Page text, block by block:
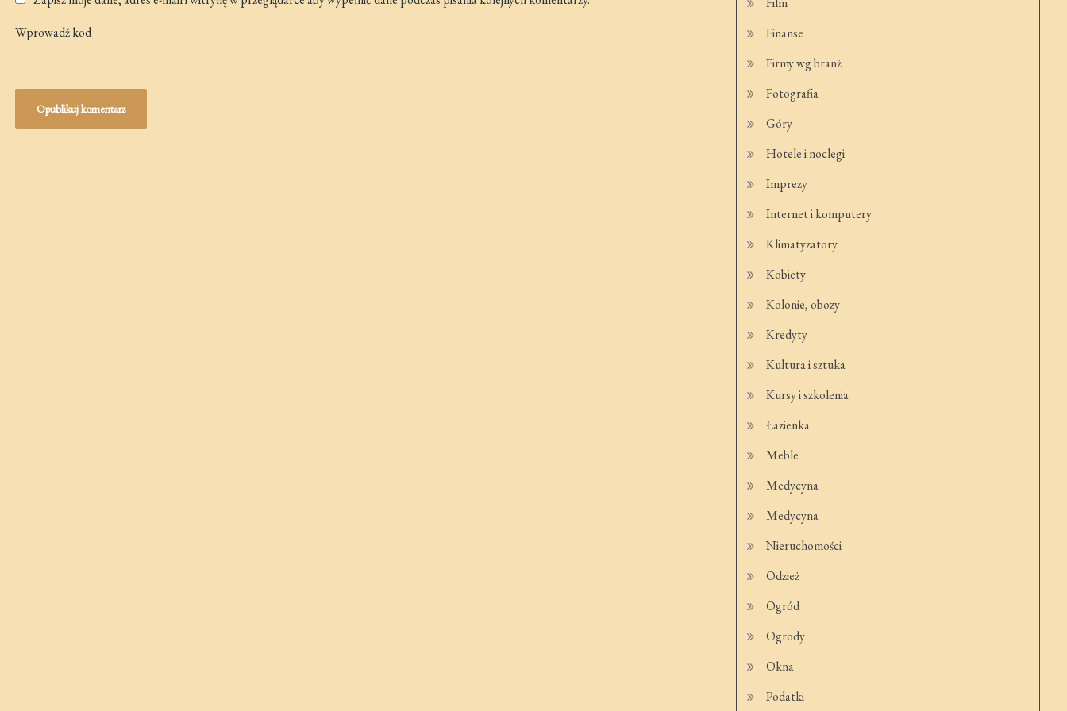
Wprowadź kod
Finanse
Firmy wg branż
Fotografia
Góry
Hotele i noclegi
Imprezy
Internet i komputery
Klimatyzatory
Kobiety
Kolonie, obozy
Kredyty
Kultura i sztuka
Kursy i szkolenia
Łazienka
Meble
Medycyna
Medycyna
Nieruchomości
Odzież
Ogród
Ogrody
Okna
Podatki